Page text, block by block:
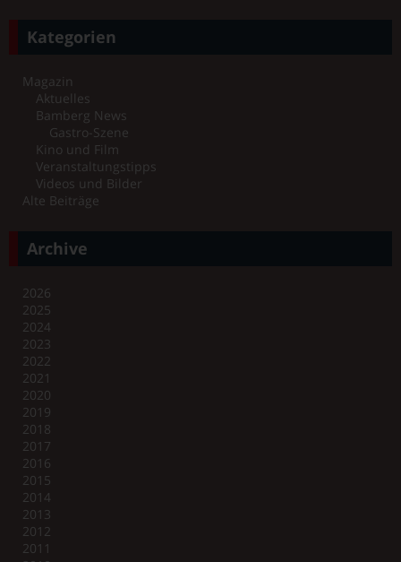
Kategorien
Magazin
Aktuelles
Bamberg News
Gastro-Szene
Kino und Film
Veranstaltungstipps
Videos und Bilder
Alte Beiträge
Archive
2026
2025
2024
2023
2022
2021
2020
2019
2018
2017
2016
2015
2014
2013
2012
2011